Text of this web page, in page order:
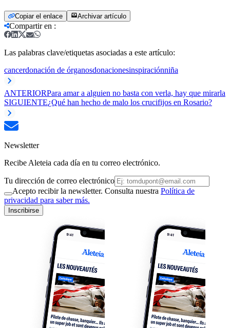
Copiar el enlace Archivar artículo
Compartir en :
Las palabras clave/etiquetas asociadas a este artículo:
cancerdonación de órganosdonacionesinspiraciónniña
ANTERIORPara amar a alguien no basta con verla, hay que mirarla
SIGUIENTE¿Qué han hecho de malo los crucifijos en Rosario?
Newsletter
Recibe Aleteia cada día en tu correo electrónico.
Tu dirección de correo electrónico
Acepto recibir la newsletter. Consulta nuestra Política de
privacidad para saber más.
Inscribirse